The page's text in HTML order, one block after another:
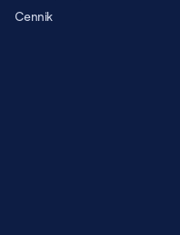
Cennik